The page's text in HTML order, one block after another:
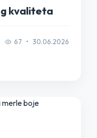
kvaliteta
67 • 30.06.2026